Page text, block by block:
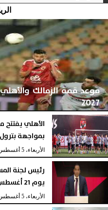
2027
الأربعاء، 5 أغسطس 2026 05:59 مـ
الأهلي
بمواجهة
الأربعاء، 5 أغسطس 2026
رئيس لجنة
يوم 21 أغسطس وينتهى فى مايو
الأربعاء، 5 أغسطس 2026